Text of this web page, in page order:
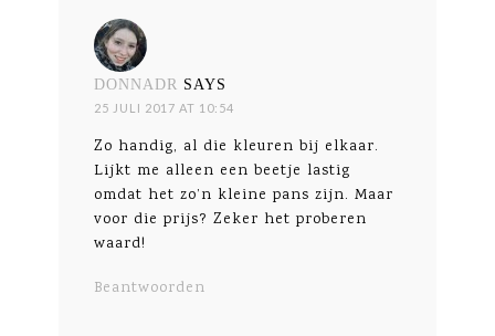
DONNADR SAYS
25 JULI 2017 AT 10:54
Zo handig, al die kleuren bij elkaar.
Lijkt me alleen een beetje lastig
omdat het zo’n kleine pans zijn. Maar
voor die prijs? Zeker het proberen
waard!
Beantwoorden